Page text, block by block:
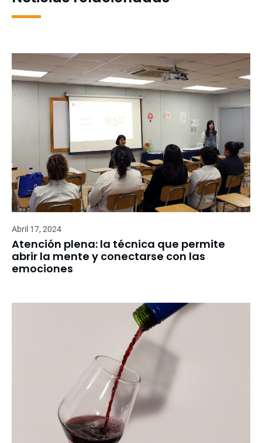
Abril 17, 2024
Atención plena: la técnica que permite
abrir la mente y conectarse con las
emociones